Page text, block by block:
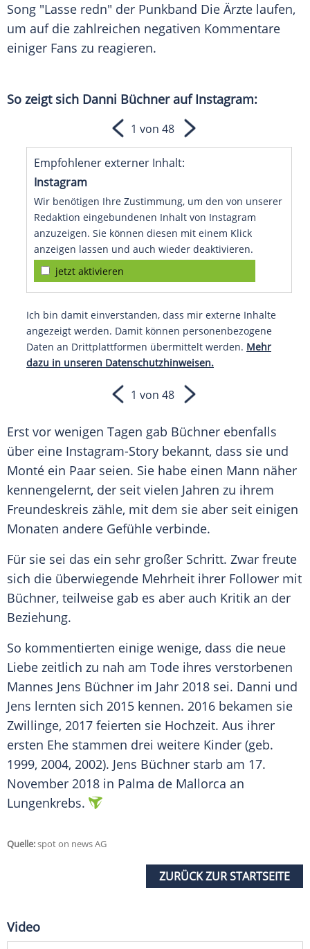
Song "Lasse redn" der Punkband Die Ärzte laufen,
um auf die zahlreichen negativen Kommentare
einiger Fans zu reagieren.
So zeigt sich Danni Büchner auf Instagram:
Empfohlener externer Inhalt:
Instagram
Wir benötigen Ihre Zustimmung, um den von unserer
Redaktion eingebundenen Inhalt von Instagram
anzuzeigen. Sie können diesen mit einem Klick
anzeigen lassen und auch wieder deaktivieren.
jetzt aktivieren
Ich bin damit einverstanden, dass mir externe Inhalte
angezeigt werden. Damit können personenbezogene
Daten an Drittplattformen übermittelt werden. Mehr
dazu in unseren Datenschutzhinweisen.
1 von 48
1 von 48
Erst vor wenigen Tagen gab Büchner ebenfalls
über eine Instagram-Story bekannt, dass sie und
Monté ein Paar seien. Sie habe einen Mann näher
kennengelernt, der seit vielen Jahren zu ihrem
Freundeskreis zähle, mit dem sie aber seit einigen
Monaten andere Gefühle verbinde.
Für sie sei das ein sehr großer Schritt. Zwar freute
sich die überwiegende Mehrheit ihrer Follower mit
Büchner, teilweise gab es aber auch Kritik an der
Beziehung.
So kommentierten einige wenige, dass die neue
Liebe zeitlich zu nah am Tode ihres verstorbenen
Mannes Jens Büchner im Jahr 2018 sei. Danni und
Jens lernten sich 2015 kennen. 2016 bekamen sie
Zwillinge, 2017 feierten sie Hochzeit. Aus ihrer
ersten Ehe stammen drei weitere Kinder (geb.
1999, 2004, 2002). Jens Büchner starb am 17.
November 2018 in Palma de Mallorca an
Lungenkrebs.
Quelle:spot on news AG
ZURÜCK ZUR STARTSEITE
Video